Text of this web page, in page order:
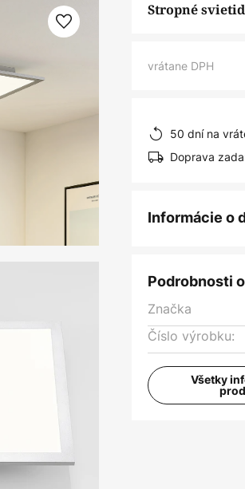
Stropné
vrátane DPH
50 dní na
Doprava
Informácie o
Podrobnosti
Značka
Číslo výrobku:
Všetky